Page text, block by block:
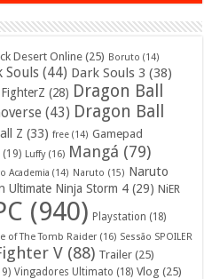
Desert Online (25) Boruto (14)
Souls (44) Dark Souls 3 (38)
(28) Dragon Ball
(43) Dragon Ball
Z (33) free (14) Gamepad
(19) Luffy(16) Mangá (79)
Academia (14) Naruto (15) Naruto
Ultimate Ninja Storm 4 (29) NiER
(940) Playstation (18)
of The Tomb Raider (16) Sessão SPOILER
V (88) Trailer (25)
Vingadores Ultimato (18) Vlog (25)